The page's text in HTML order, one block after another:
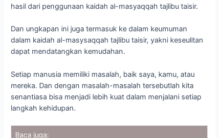
hasil dari penggunaan kaidah al-masyaqqah tajlibu taisir.
Dan ungkapan ini juga termasuk ke dalam keumuman
dalam kaidah al-masysaqqah tajlibu taisir, yakni keseulitan
dapat mendatangkan kemudahan.
Setiap manusia memiliki masalah, baik saya, kamu, atau
mereka. Dan dengan masalah-masalah tersebutlah kita
senantiasa bisa menjadi lebih kuat dalam menjalani setiap
langkah kehidupan.
Baca juga: